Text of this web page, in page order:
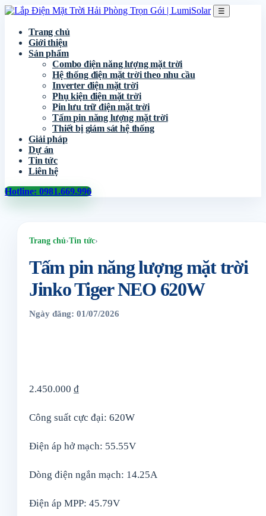
☰
Trang chủ
Giới thiệu
Sản phẩm
Combo điện năng lượng mặt trời
Hệ thống điện mặt trời theo nhu cầu
Inverter điện mặt trời
Phụ kiện điện mặt trời
Pin lưu trữ điện mặt trời
Tấm pin năng lượng mặt trời
Thiết bị giám sát hệ thống
Giải pháp
Dự án
Tin tức
Liên hệ
Hotline: 0981.669.996
Trang chủ›Tin tức›
Tấm pin năng lượng mặt trời
Jinko Tiger NEO 620W
Ngày đăng: 01/07/2026
2.450.000 ₫
Công suất cực đại: 620W
Điện áp hở mạch: 55.55V
Dòng điện ngắn mạch: 14.25A
Điện áp MPP: 45.79V